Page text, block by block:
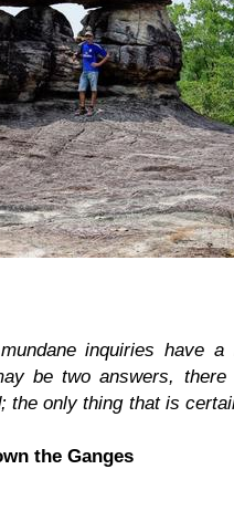
inquiries have a
be two answers, there
the only thing that is
the Ganges